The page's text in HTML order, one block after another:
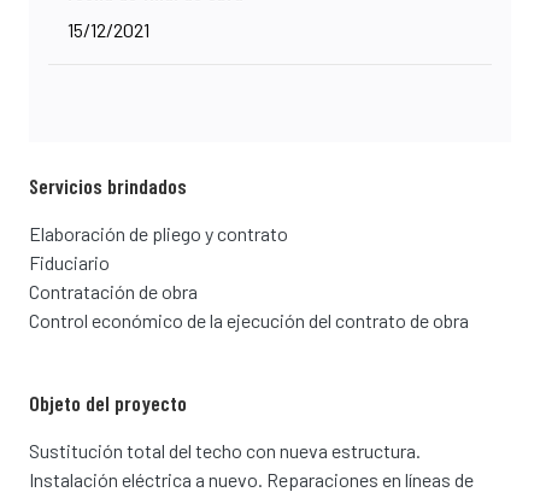
15/12/2021
Servicios brindados
Elaboración de pliego y contrato
Fiduciario
Contratación de obra
Control económico de la ejecución del contrato de obra
Objeto del proyecto
Sustitución total del techo con nueva estructura.
Instalación eléctrica a nuevo. Reparaciones en líneas de